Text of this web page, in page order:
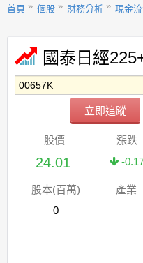
首頁 個股 財務分析 現金
國泰日經
立即追蹤
股價
24.01
漲跌
-
股本(百萬)
0
產業